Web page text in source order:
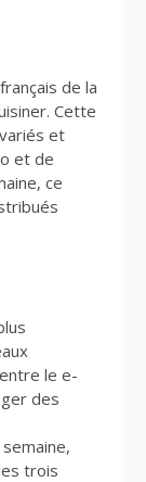
de la
Cette
et
et de
ce
le e-
des
trois